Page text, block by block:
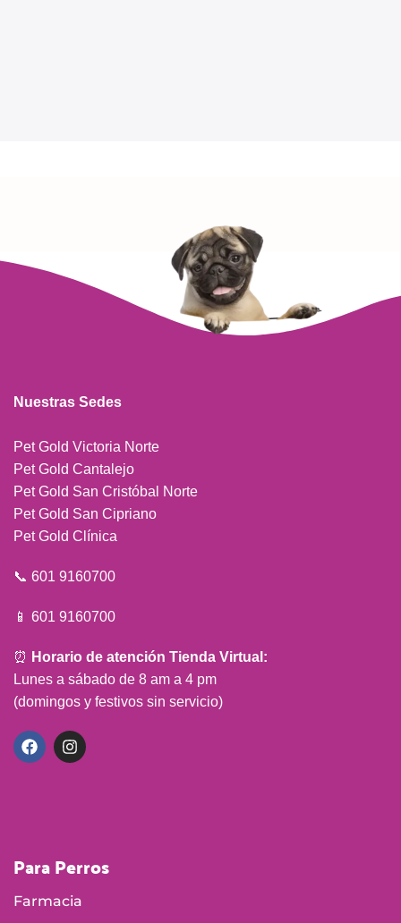
Nuestras Sedes
Pet Gold Victoria Norte
Pet Gold Cantalejo
Pet Gold San Cristóbal Norte
Pet Gold San Cipriano
Pet Gold Clínica
📞 601 9160700
📱 601 9160700
⏰ Horario de atención Tienda Virtual:
Lunes a sábado de 8 am a 4 pm
(domingos y festivos sin servicio)
Para Perros
Farmacia